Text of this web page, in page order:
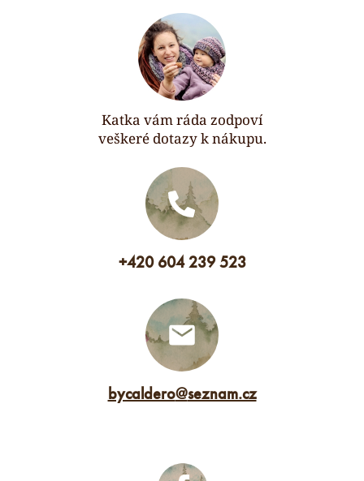
Katka vám ráda zodpoví
veškeré dotazy k nákupu.
bycaldero@seznam.cz
+420 604 239 523